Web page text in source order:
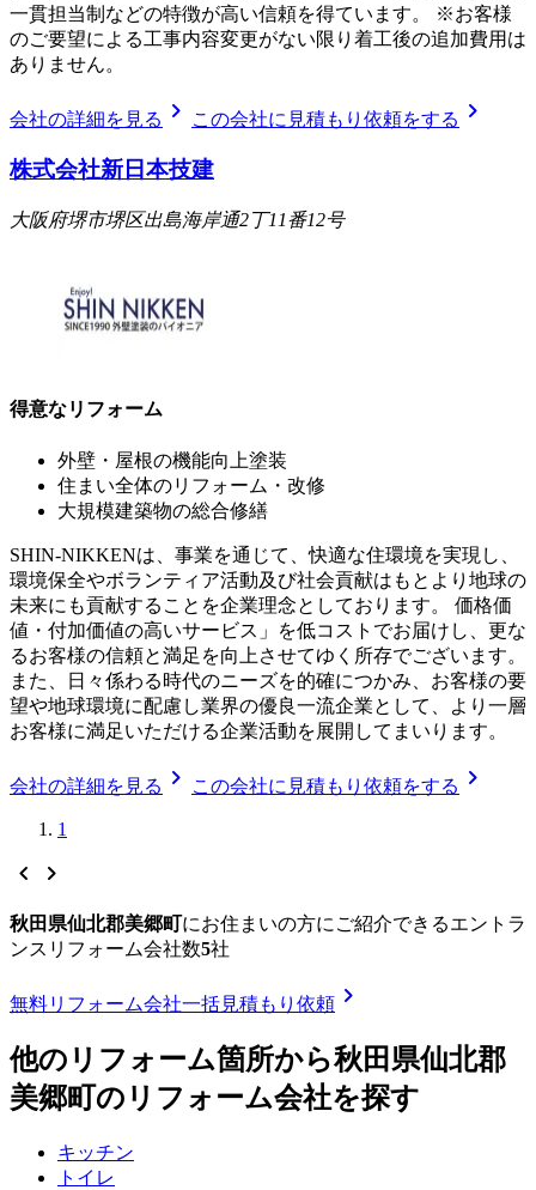
一貫担当制などの特徴が高い信頼を得ています。 ※お客様
のご要望による工事内容変更がない限り着工後の追加費用は
ありません。
会社の詳細を見る chevron_right この会社に見積もり依頼をする chevron_right
株式会社新日本技建
大阪府堺市堺区出島海岸通2丁11番12号
得意なリフォーム
外壁・屋根の機能向上塗装
住まい全体のリフォーム・改修
大規模建築物の総合修繕
SHIN-NIKKENは、事業を通じて、快適な住環境を実現し、
環境保全やボランティア活動及び社会貢献はもとより地球の
未来にも貢献することを企業理念としております。 価格価
値・付加価値の高いサービス」を低コストでお届けし、更な
るお客様の信頼と満足を向上させてゆく所存でございます。
また、日々係わる時代のニーズを的確につかみ、お客様の要
望や地球環境に配慮し業界の優良一流企業として、より一層
お客様に満足いただける企業活動を展開してまいります。
会社の詳細を見る chevron_right この会社に見積もり依頼をする chevron_right
1
chevron_left chevron_right
秋田県仙北郡美郷町にお住まいの方にご紹介できるエントラ
ンスリフォーム会社数5社
無料リフォーム会社一括見積もり依頼 chevron_right
他のリフォーム箇所から秋田県仙北郡
美郷町 のリフォーム会社を探す
キッチン
トイレ